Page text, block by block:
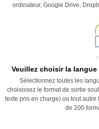
ordinateur, Google Drive,
Veuillez choisir la
Sélectionnez toutes les
choisissez le format de sortie
texte pris en charge) ou tout
de 200